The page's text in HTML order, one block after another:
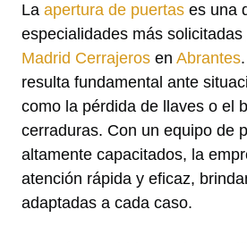
La apertura de puertas es una
especialidades más
Madrid Cerrajeros en Abrantes
resulta fundamental ante
como la pérdida de llaves o el
cerraduras. Con un equipo de
altamente capacitados, la
atención rápida y eficaz,
adaptadas a cada caso.